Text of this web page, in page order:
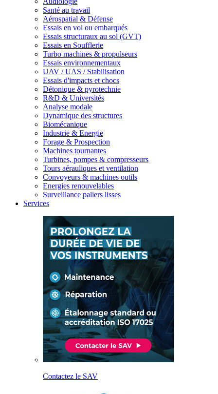
Santé au travail
Aérospatial & Défense
Essais en vol ou embarqués
Essais structuraux au sol (GVT)
Essais en Soufflerie
Turbo machines & propulseurs
Essais environnementaux
UAV / UAS / Stabilisation
Essais d'impacts et chocs
Détonique & pyrotechnie
R&D & Universités
Analyse modale
Dynamique des structures
Biomécanique
Industrie & Energie
Forage & Prospection
Machines tournantes
Turbines, pompes & compresseurs
Tours aérauliques et ventilation
Convoyeurs & machines outils
Energies renouvelables
Surveillance paliers lisses
Services
Contactez le SAV